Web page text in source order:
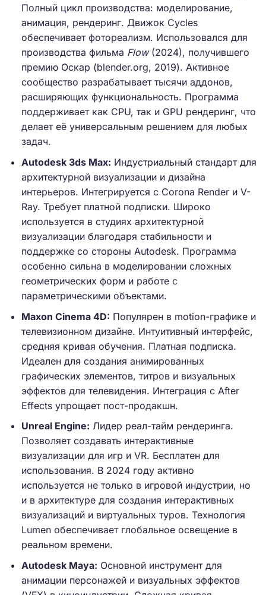
Полный цикл производства: моделирование,
анимация, рендеринг. Движок Cycles
обеспечивает фотореализм. Использовался для
производства фильма Flow(2024), получившего
премию Оскар (blender.org, 2019). Активное
сообщество разрабатывает тысячи аддонов,
расширяющих функциональность. Программа
поддерживает как CPU, так и GPU рендеринг, что
делает её универсальным решением для любых
задач.
Autodesk 3ds Max: Индустриальный стандарт для
архитектурной визуализации и дизайна
интерьеров. Интегрируется с Corona Render и V-
Ray. Требует платной подписки. Широко
используется в студиях архитектурной
визуализации благодаря стабильности и
поддержке со стороны Autodesk. Программа
особенно сильна в моделировании сложных
геометрических форм и работе с
параметрическими объектами.
Maxon Cinema 4D: Популярен в motion-графике и
телевизионном дизайне. Интуитивный интерфейс,
средняя кривая обучения. Платная подписка.
Идеален для создания анимированных
графических элементов, титров и визуальных
эффектов для телевидения. Интеграция с After
Effects упрощает пост-продакшн.
Unreal Engine: Лидер реал-тайм рендеринга.
Позволяет создавать интерактивные
визуализации для игр и VR. Бесплатен для
использования. В 2024 году активно
используется не только в игровой индустрии, но
и в архитектуре для создания интерактивных
визуализаций и виртуальных туров. Технология
Lumen обеспечивает глобальное освещение в
реальном времени.
Autodesk Maya: Основной инструмент для
анимации персонажей и визуальных эффектов